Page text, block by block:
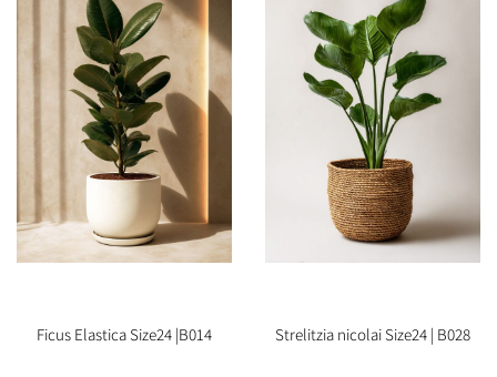
Strelitzia nicolai Size24 | B028
Ficus Elastica Size24 |B014